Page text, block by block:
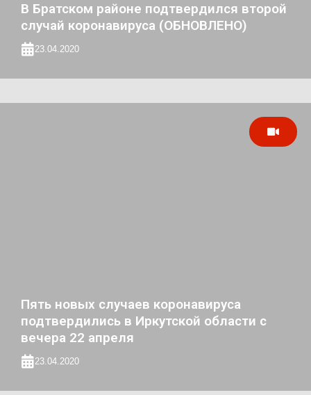
В Братском районе подтвердился второй
случай коронавируса (ОБНОВЛЕНО)
23.04.2020
Пять новых случаев коронавируса
подтвердились в Иркутской области с
вечера 22 апреля
23.04.2020